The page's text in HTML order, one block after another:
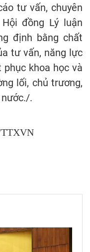
tư vấn, chuyên
đồng Lý luận
định bằng chất
tư vấn, năng lực
khoa học và
lối, chủ trương,
.
TTXVN